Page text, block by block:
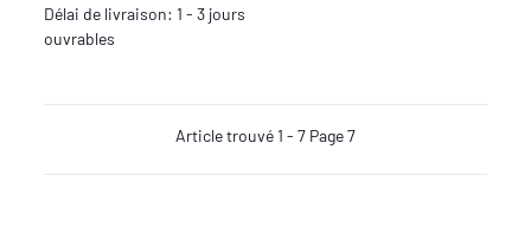
Délai de livraison: 1 - 3 jours
ouvrables
Article trouvé 1 - 7 Page 7